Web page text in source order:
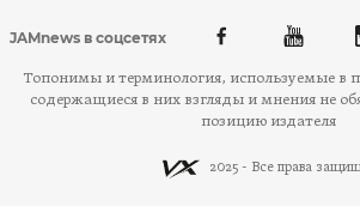
JAMnews в соцсетях
Топонимы и терминология, используемые в
содержащиеся в них взгляды и мнения не
позицию издателя
2025 - Все права